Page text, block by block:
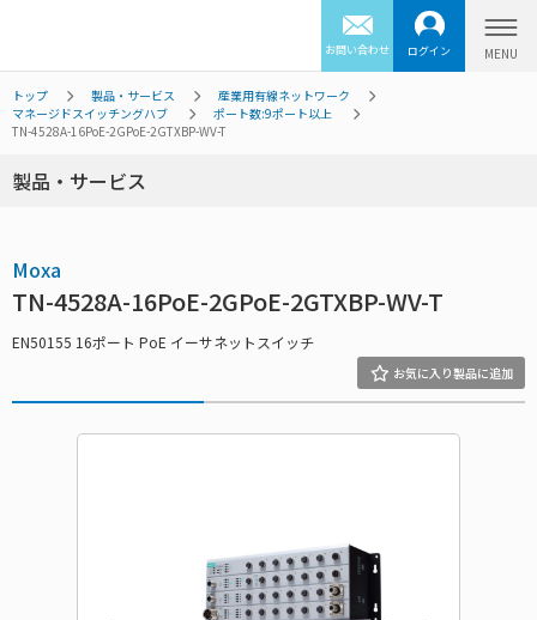
お問い合わせ ログイン
トップ 製品・サービス
産業用有線ネットワーク
マネージドスイッチングハブ
ポート数:9ポート以上
TN-4528A-16PoE-2GPoE-2GTXBP-WV-T
製品・サービス
Moxa
TN-4528A-16PoE-2GPoE-2GTXBP-WV-T
EN50155 16ポート PoE イーサネットスイッチ